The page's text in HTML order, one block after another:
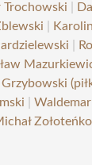
Trochowski
Zołoteńko